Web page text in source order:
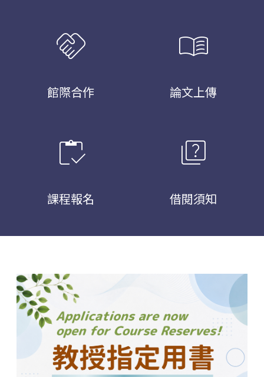
handshake
館際合作
menu_book
論文上傳
inventory
課程報名
quiz
借閱須知